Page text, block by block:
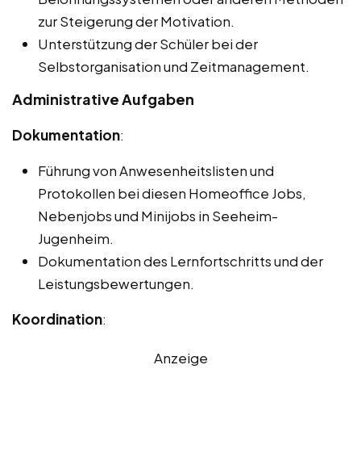
zur Steigerung der Motivation.
Unterstützung der Schüler bei der
Selbstorganisation und Zeitmanagement.
Administrative Aufgaben
Dokumentation:
Führung von Anwesenheitslisten und
Protokollen bei diesen Homeoffice Jobs,
Nebenjobs und Minijobs in Seeheim-
Jugenheim.
Dokumentation des Lernfortschritts und der
Leistungsbewertungen.
Koordination:
Anzeige